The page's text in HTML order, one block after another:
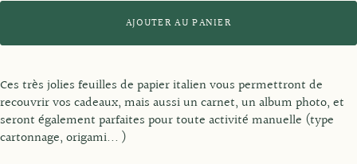
AJOUTER AU PANIER
Ces très jolies feuilles de papier italien vous permettront de
recouvrir vos cadeaux, mais aussi un carnet, un album photo, et
seront également parfaites pour toute activité manuelle (type
cartonnage, origami... )